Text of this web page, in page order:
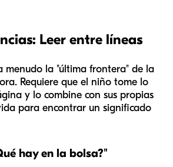
Leer entre líneas
menudo la "última frontera" de la
Requiere que el niño tome lo
y lo combine con sus propias
para encontrar un significado
hay en la bolsa?"